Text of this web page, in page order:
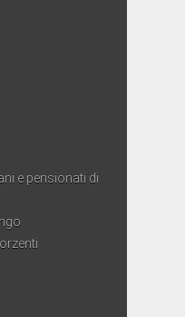
e pensionati di